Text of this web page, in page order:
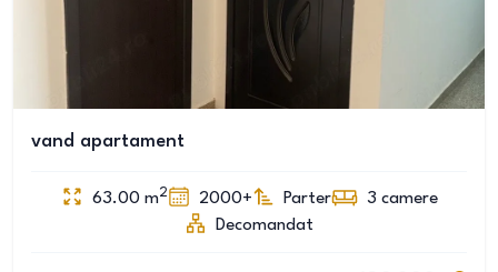
vand apartament
63.00 m2 2000+ Parter 3 camere
Decomandat